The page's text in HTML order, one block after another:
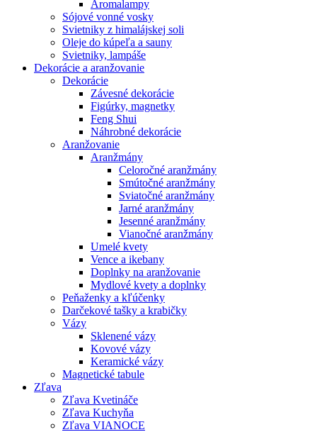
Aromalampy
Sójové vonné vosky
Svietniky z himalájskej soli
Oleje do kúpeľa a sauny
Svietniky, lampáše
Dekorácie a aranžovanie
Dekorácie
Závesné dekorácie
Figúrky, magnetky
Feng Shui
Náhrobné dekorácie
Aranžovanie
Aranžmány
Celoročné aranžmány
Smútočné aranžmány
Sviatočné aranžmány
Jarné aranžmány
Jesenné aranžmány
Vianočné aranžmány
Umelé kvety
Vence a ikebany
Doplnky na aranžovanie
Mydlové kvety a doplnky
Peňaženky a kľúčenky
Darčekové tašky a krabičky
Vázy
Sklenené vázy
Kovové vázy
Keramické vázy
Magnetické tabule
Zľava
Zľava Kvetináče
Zľava Kuchyňa
Zľava VIANOCE